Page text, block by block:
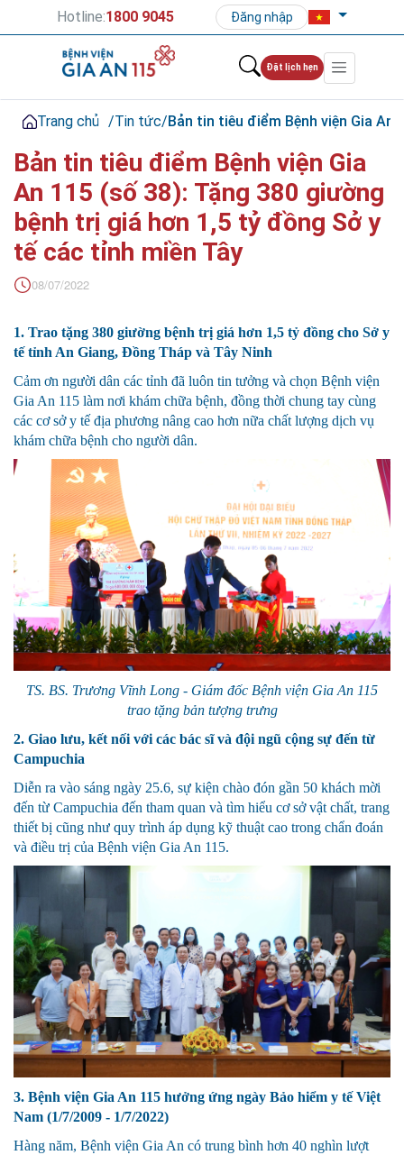
Hotline:1800 9045 Đăng nhập
Đặt lịch hẹn
Trang chủ /Tin tức/Bản tin tiêu điểm Bệnh viện Gia
Bản tin tiêu điểm Bệnh viện Gia
An 115 (số 38): Tặng 380 giường
bệnh trị giá hơn 1,5 tỷ đồng Sở y
tế các tỉnh miền Tây
08/07/2022
1. Trao tặng 380 giường bệnh trị giá hơn 1,5 tỷ đồng cho Sở y
tế tỉnh An Giang, Đồng Tháp và Tây Ninh
Cảm ơn người dân các tỉnh đã luôn tin tưởng và chọn Bệnh viện
Gia An 115 làm nơi khám chữa bệnh, đồng thời chung tay cùng
các cơ sở y tế địa phương nâng cao hơn nữa chất lượng dịch vụ
khám chữa bệnh cho người dân.
TS. BS. Trương Vĩnh Long - Giám đốc Bệnh viện Gia An 115
trao tặng bản tượng trưng
2. Giao lưu, kết nối với các bác sĩ và đội ngũ cộng sự đến từ
Campuchia
Diễn ra vào sáng ngày 25.6, sự kiện chào đón gần 50 khách mời
đến từ Campuchia đến tham quan và tìm hiểu cơ sở vật chất, trang
thiết bị cũng như quy trình áp dụng kỹ thuật cao trong chẩn đoán
và điều trị của Bệnh viện Gia An 115.
3. Bệnh viện Gia An 115 hưởng ứng ngày Bảo hiểm y tế Việt
Nam (1/7/2009 - 1/7/2022)
Hàng năm, Bệnh viện Gia An có trung bình hơn 40 nghìn lượt